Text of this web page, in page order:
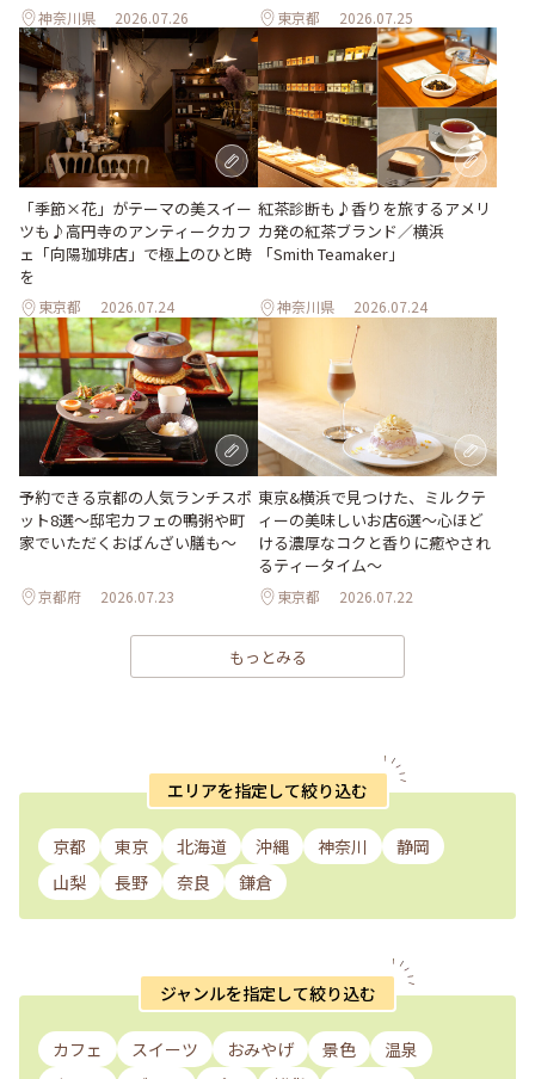
神奈川県 2026.07.26 東京都 2026.07.25
「季節×花」がテーマの美スイー
ツも♪高円寺のアンティークカフ
ェ「向陽珈琲店」で極上のひと時
を
東京都 2026.07.24
紅茶診断も♪香りを旅するアメリ
カ発の紅茶ブランド／横浜
「Smith Teamaker」
神奈川県 2026.07.24
予約できる京都の人気ランチスポ
ット8選～邸宅カフェの鴨粥や町
家でいただくおばんざい膳も～
京都府 2026.07.23
東京&横浜で見つけた、ミルクテ
ィーの美味しいお店6選～心ほど
ける濃厚なコクと香りに癒やされ
るティータイム～
東京都 2026.07.22
もっとみる
エリアを指定して絞り込む
京都 東京 北海道 沖縄 神奈川
静岡
山梨
長野 奈良 鎌倉
ジャンルを指定して絞り込む
カフェ スイーツ おみやげ 景色
温泉